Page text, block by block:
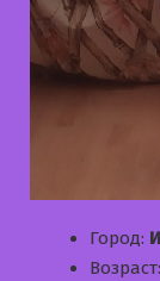
Город:
Возраст: